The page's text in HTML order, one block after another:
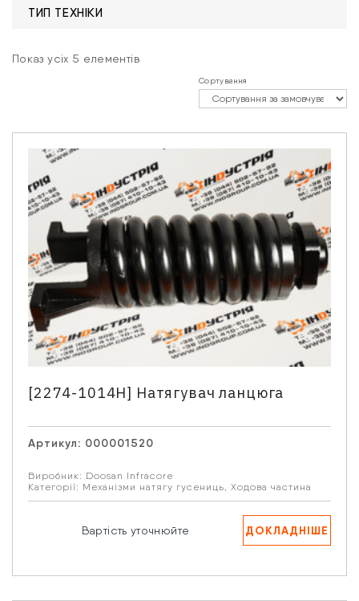
ТИП ТЕХНІКИ
Показ усіх 5 елементів
Сортування
[2274-1014Н] Натягувач ланцюга
Артикул: 000001520
Виробник: Doosan Infracore
Категорії: Механізми натягу гусениць, Ходова частина
Вартість уточнюйте ДОКЛАДНІШЕ